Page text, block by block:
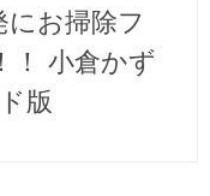
にお掃除フ
！ 小倉かず
版